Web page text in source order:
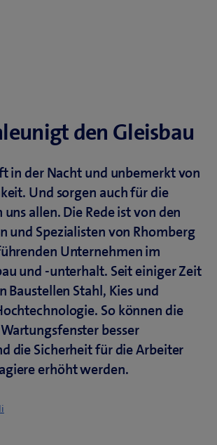
den Gleisbau
in der Nacht und unbemerkt von
Und sorgen auch für die
allen. Die Rede ist von den
und Spezialisten von Rhomberg
Unternehmen im
und -unterhalt. Seit einiger Zeit
Baustellen Stahl, Kies und
So können die
besser
die Sicherheit für die Arbeiter
erhöht werden.